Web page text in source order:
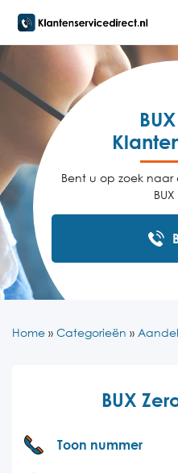
Bent u op zoek
Home » Categorieën »
BUX
Toon nummer